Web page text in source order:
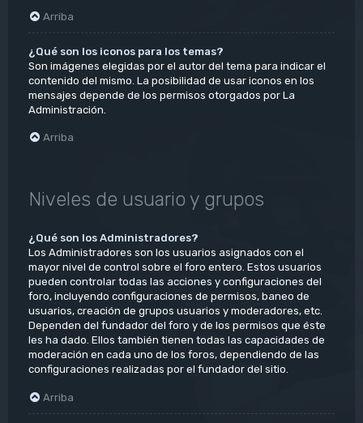
Arriba
¿Qué son los iconos para los temas?
Son imágenes elegidas por el autor del tema para indicar el
contenido del mismo. La posibilidad de usar iconos en los
mensajes depende de los permisos otorgados por La
Administración.
Arriba
Niveles de usuario y grupos
¿Qué son los Administradores?
Los Administradores son los usuarios asignados con el
mayor nivel de control sobre el foro entero. Estos usuarios
pueden controlar todas las acciones y configuraciones del
foro, incluyendo configuraciones de permisos, baneo de
usuarios, creación de grupos usuarios y moderadores, etc.
Dependen del fundador del foro y de los permisos que éste
les ha dado. Ellos también tienen todas las capacidades de
moderación en cada uno de los foros, dependiendo de las
configuraciones realizadas por el fundador del sitio.
Arriba